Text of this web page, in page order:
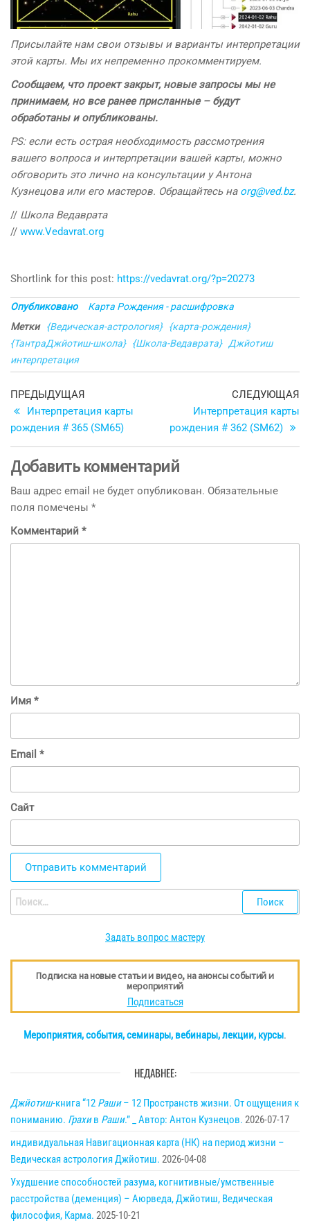
Присылайте нам свои отзывы и варианты интерпретации
этой карты. Мы их непременно прокомментируем.
Сообщаем, что проект закрыт, новые запросы мы не
принимаем, но все ранее присланные – будут
обработаны и опубликованы.
PS: если есть острая необходимость рассмотрения
вашего вопроса и интерпретации вашей карты, можно
обговорить это лично на консультации у Антона
Кузнецова или его мастеров. Обращайтесь на org@ved.bz.
// Школа Ведаврата
// www.Vedavrat.org
Shortlink for this post: https://vedavrat.org/?p=20273
Опубликовано
Карта Рождения - расшифровка
Метки
{Ведическая-астрология}
{карта-рождения}
{ТантраДжйотиш-школа}
{Школа-Ведаврата} Джйотиш
интерпретация
Навигация
по
записям
Предыдущая
запись
ПРЕДЫДУЩАЯ
Интерпретация карты
рождения # 365 (SM65)
СЛЕДУЮЩАЯ
Интерпретация карты
рождения # 362 (SM62)
Добавить комментарий
Ваш адрес email не будет опубликован. Обязательные
поля помечены *
Комментарий *
Имя *
Email *
Сайт
Найти:
Задать вопрос мастеру
Подписка на новые статьи и видео, на анонсы событий и
мероприятий
Подписаться
Мероприятия, события, семинары, вебинары, лекции, курсы.
НЕДАВНЕЕ:
Джйотиш-книга “12 Раши– 12 Пространств жизни. От ощущения к
пониманию. Грахив Раши.” _ Автор: Антон Кузнецов. 2026-07-17
индивидуальная Навигационная карта (НК) на период жизни –
Ведическая астрология Джйотиш. 2026-04-08
Ухудшение способностей разума, когнитивные/умственные
расстройства (деменция) – Аюрведа, Джйотиш, Ведическая
философия, Карма. 2025-10-21